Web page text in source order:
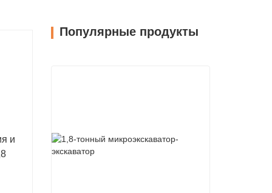
и
Популярные продукты